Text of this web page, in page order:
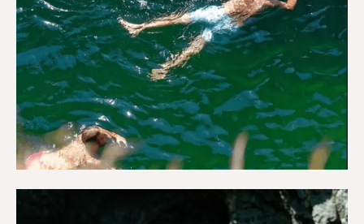
Περιπέτεια & Ύπαιθρο